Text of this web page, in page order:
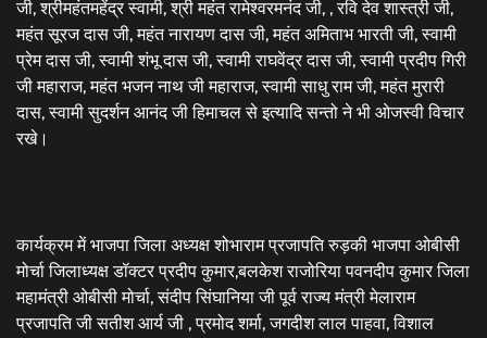
जी, श्रीमहंतमहेंद्र स्वामी, श्री महंत रामेश्वरमनंद जी, , रवि देव शास्त्री जी,
महंत सूरज दास जी, महंत नारायण दास जी, महंत अमिताभ भारती जी, स्वामी
प्रेम दास जी, स्वामी शंभू दास जी, स्वामी राघवेंद्र दास जी, स्वामी प्रदीप गिरी
जी महाराज, महंत भजन नाथ जी महाराज, स्वामी साधु राम जी, महंत मुरारी
दास, स्वामी सुदर्शन आनंद जी हिमाचल से इत्यादि सन्तो ने भी ओजस्वी विचार
रखे।
कार्यक्रम में भाजपा जिला अध्यक्ष शोभाराम प्रजापति रुड़की भाजपा ओबीसी
मोर्चा जिलाध्यक्ष डॉक्टर प्रदीप कुमार,बलकेश राजोरिया पवनदीप कुमार जिला
महामंत्री ओबीसी मोर्चा, संदीप सिंघानिया जी पूर्व राज्य मंत्री मेलाराम
प्रजापति जी सतीश आर्य जी , प्रमोद शर्मा, जगदीश लाल पाहवा, विशाल